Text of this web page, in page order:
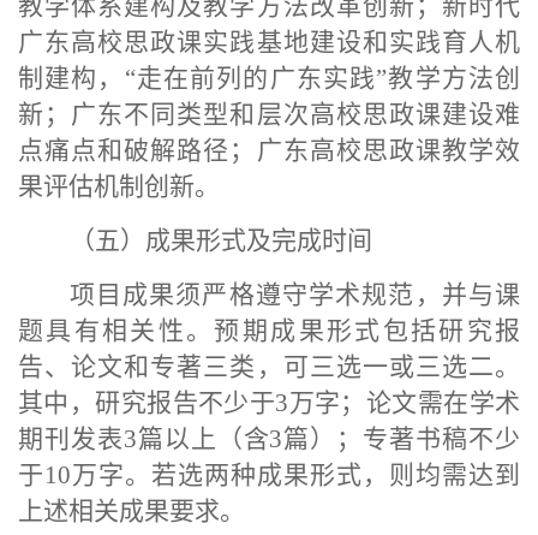
教学体系建构及教学方法改革创新；新时代
广东高校思政课实践基地建设和实践育人机
制建构， “走在前列的广东实践”教学方法创
新；广东不同类型和层次高校思政课建设难
点痛点和破解路径；广东高校思政课教学效
果评估机制创新。
（五）成果形式及完成时间
项目成果须严格遵守学术规范，并与课
题具有相关性。预期成果形式包括研究报
告、论文和专著三类，可三选一或三选二。
其中，研究报告不少于3万字；论文需在学术
期刊发表3篇以上（含3篇）；专著书稿不少
于10万字。若选两种成果形式，则均需达到
上述相关成果要求。